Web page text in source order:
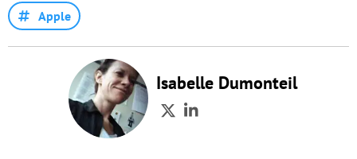
Apple
Isabelle Dumonteil
TwitterLinkedIn